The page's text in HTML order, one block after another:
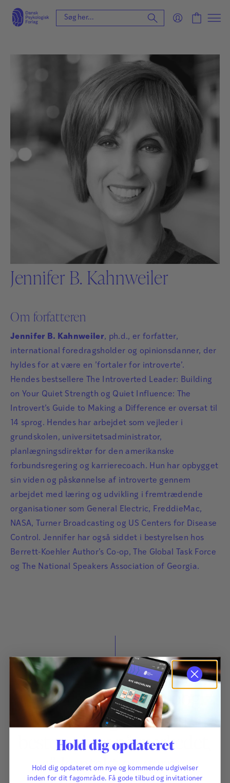
Jennifer B. Kahnweiler
Om forfatteren
Jennifer B. Kahnweiler, ph.d., er forfatter,
international foredragsholder og opinionsdanner, der
hyldes for at være en ’fortaler for introverte’.
Hendes bestsellere The Introverted Leader: Building
on Your Quiet Strength og Quiet Influence: The
Introvert’s Guide to Making a Difference er oversat til
14 sprog. Hendes har arbejdet som vejleder i
grundskolen, universitetsadministrator,
planlægningsdirektør for den amerikanske
forbundsregering og karrierecoach. Hun har opbygget
sin viden og påskønnelse af introverte gennem
arbejdet med læring og udvikling i fremtrædende
organisationer som General Electric, FreddieMac,
NASA, Turner Broadcasting og US Centers for Disease
Control. Jennifer har også siddet i bestyrelsen hos
Berrett-Koehler Author’s Co-op, The Global Task Force
og The National Speakers Association of Georgia.
Bliv forfatter
Har du en idé til en bog,
eller mangler der en
bestemt bog på markedet,
så kontakt os gerne.
Hold dig opdateret
Hold dig opdateret om nye og kommende udgivelser
inden for dit fagområde. Få gode tilbud og invitationer